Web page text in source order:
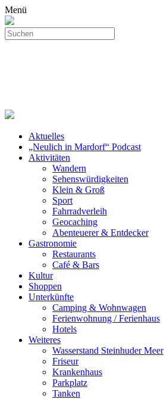
Menü
Aktuelles
„Neulich in Mardorf“ Podcast
Aktivitäten
Wandern
Sehenswürdigkeiten
Klein & Groß
Sport
Fahrradverleih
Geocaching
Abenteuerer & Entdecker
Gastronomie
Restaurants
Café & Bars
Kultur
Shoppen
Unterkünfte
Camping & Wohnwagen
Ferienwohnung / Ferienhaus
Hotels
Weiteres
Wasserstand Steinhuder Meer
Friseur
Krankenhaus
Parkplatz
Tanken